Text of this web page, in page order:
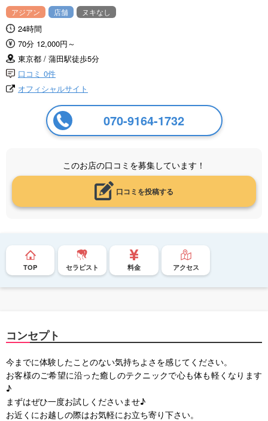
アジアン 店舗 ヌキなし
24時間
70分 12,000円～
東京都 / 蒲田駅徒歩5分
口コミ 0件
オフィシャルサイト
070-9164-1732
このお店の口コミを募集しています！
口コミを投稿する
TOP セラピスト 料金 アクセス
コンセプト
今までに体験したことのない気持ちよさを感じてください。
お客様のご希望に沿った癒しのテクニックで心も体も軽くなります
♪
まずはぜひ一度お試しくださいませ♪
お近くにお越しの際はお気軽にお立ち寄り下さい。